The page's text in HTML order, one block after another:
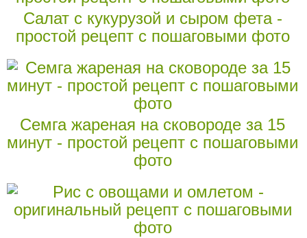
Салат с кукурузой и сыром фета -
простой рецепт с пошаговыми фото
Семга жареная на сковороде за 15
минут - простой рецепт с пошаговыми
фото